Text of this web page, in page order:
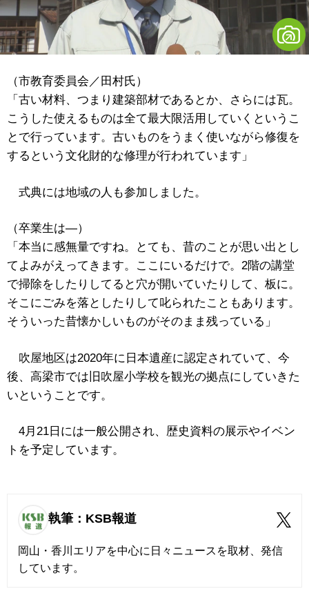
（市教育委員会／田村氏）
「古い材料、つまり建築部材であるとか、さらには瓦。
こうした使えるものは全て最大限活用していくというこ
とで行っています。古いものをうまく使いながら修復を
するという文化財的な修理が行われています」
式典には地域の人も参加しました。
（卒業生は―）
「本当に感無量ですね。とても、昔のことが思い出とし
てよみがえってきます。ここにいるだけで。2階の講堂
で掃除をしたりしてると穴が開いていたりして、板に。
そこにごみを落としたりして叱られたこともあります。
そういった昔懐かしいものがそのまま残っている」
吹屋地区は2020年に日本遺産に認定されていて、今
後、高梁市では旧吹屋小学校を観光の拠点にしていきた
いということです。
4月21日には一般公開され、歴史資料の展示やイベン
トを予定しています。
執筆：KSB報道
岡山・香川エリアを中心に日々ニュースを取材、発信
しています。